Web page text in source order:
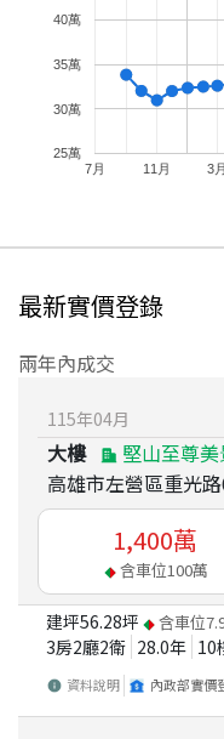
7月 11月 3月
25萬
30萬
35萬
40萬
最新實價登錄
兩年內成交
115年04月
大樓
堅山至尊美
高雄市左營區重光
1,400萬
含車位100萬
建坪56.28坪 含車位
3房2廳2衛 28.0年 10
資料說明 內政部實價